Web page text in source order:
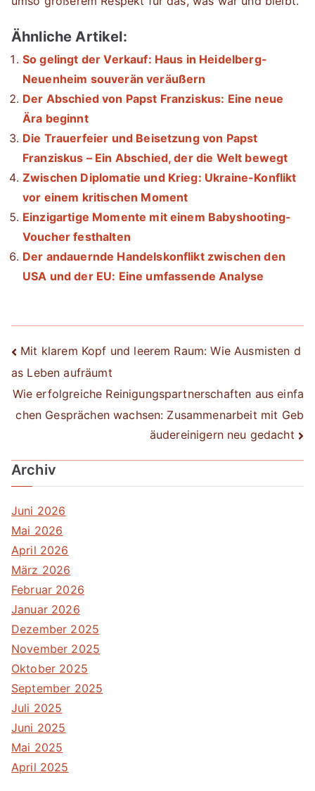
Ähnliche Artikel:
So gelingt der Verkauf: Haus in Heidelberg-
Neuenheim souverän veräußern
Der Abschied von Papst Franziskus: Eine neue
Ära beginnt
Die Trauerfeier und Beisetzung von Papst
Franziskus – Ein Abschied, der die Welt bewegt
Zwischen Diplomatie und Krieg: Ukraine-Konflikt
vor einem kritischen Moment
Einzigartige Momente mit einem Babyshooting-
Voucher festhalten
Der andauernde Handelskonflikt zwischen den
USA und der EU: Eine umfassende Analyse
Beitrags-
Navigation
Mit klarem Kopf und leerem Raum: Wie Ausmisten d
as Leben aufräumt
Wie erfolgreiche Reinigungspartnerschaften aus einfa
chen Gesprächen wachsen: Zusammenarbeit mit Geb
äudereinigern neu gedacht
Archiv
Juni 2026
Mai 2026
April 2026
März 2026
Februar 2026
Januar 2026
Dezember 2025
November 2025
Oktober 2025
September 2025
Juli 2025
Juni 2025
Mai 2025
April 2025